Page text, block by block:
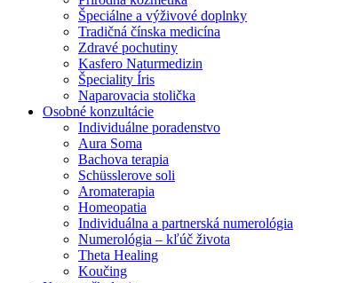
Špeciálne a výživové doplnky
Tradičná čínska medicína
Zdravé pochutiny
Kasfero Naturmedizin
Špeciality Íris
Naparovacia stolička
Osobné konzultácie
Individuálne poradenstvo
Aura Soma
Bachova terapia
Schüsslerove soli
Aromaterapia
Homeopatia
Individuálna a partnerská numerológia
Numerológia – kľúč života
Theta Healing
Koučing